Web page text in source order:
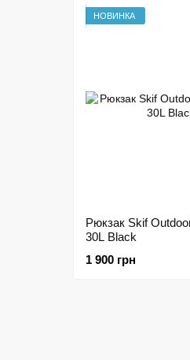
НОВИНКА
Рюкзак Skif
30L Black
1 900 грн